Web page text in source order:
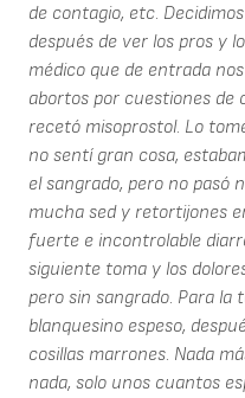
de contagio, etc.
después de ver los pros y
médico que de entrada
abortos por cuestiones de
recetó misoprostol. Lo
no sentí gran cosa,
el sangrado, pero no pasó
mucha sed y retortijones
fuerte e incontrolable
siguiente toma y los
pero sin sangrado. Para
blanquesino espeso,
cosillas marrones. Nada
nada, solo unos cuantos